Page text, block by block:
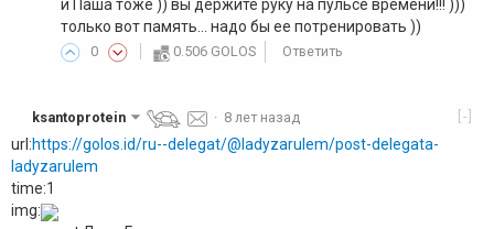
и Паша тоже )) вы держите руку на пульсе времени!!! )))
только вот память... надо бы ее потренировать ))
0 0.506 GOLOS Ответить
[-]
ksantoprotein · 8 лет назад
url:https://golos.id/ru--delegat/@ladyzarulem/post-delegata-
ladyzarulem
time:1
img: